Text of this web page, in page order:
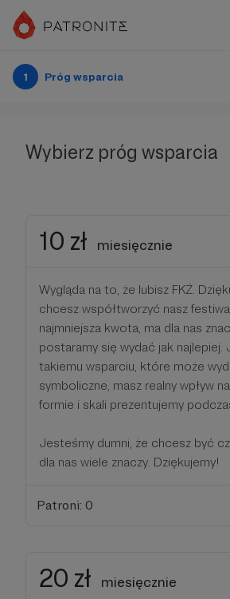
1 Próg wsparcia
Wybierz próg wsparcia
10 zł miesięcznie
Wygląda na to, że lubisz FKŻ.
chcesz współtworzyć nasz
najmniejsza kwota, ma dla nas
postaramy się wydać jak najlepiej.
takiemu wsparciu, które może
symboliczne, masz realny wpływ
formie i skali prezentujemy
Jesteśmy dumni, że chcesz być
dla nas wiele znaczy. Dziękujemy!
Patroni: 0
20 zł miesięcznie